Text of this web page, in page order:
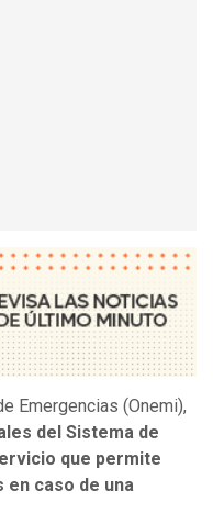
Emergencias (Onemi),
del Sistema de
que permite
en caso de una